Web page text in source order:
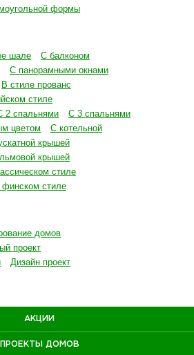
формы
шале
С балконом
С панорамными окнами
В стиле прованс
стиле
2 спальнями
С 3 спальнями
цветом
С котельной
крышей
крышей
стиле
финском стиле
домов
проект
Дизайн проект
АКЦИИ
ПРОЕКТЫ ДОМОВ